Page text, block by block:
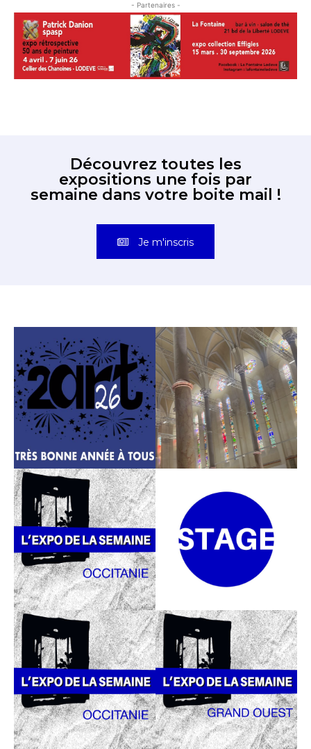
- Partenaires -
Découvrez toutes les
expositions une fois par
semaine dans votre boite mail !
Je m'inscris